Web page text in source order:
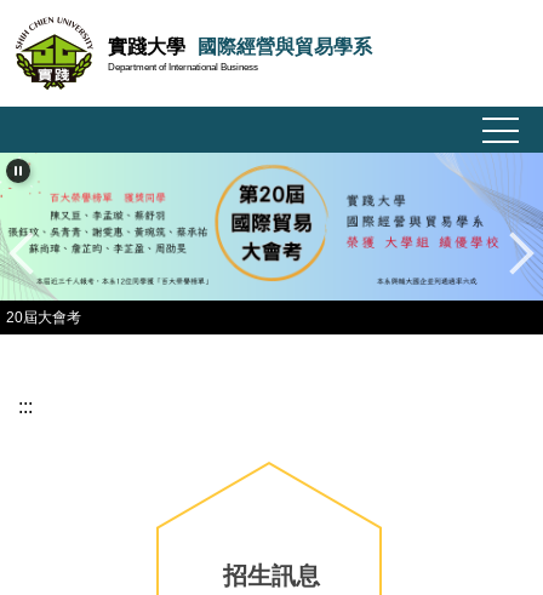
到
主
要
容
區
實踐大學 國際經營與貿易學系
Department of International Business
20屆大會考
:::
招生訊息